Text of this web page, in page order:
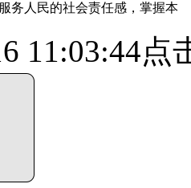
务人民的社会责任感，掌握本
11:03:44点